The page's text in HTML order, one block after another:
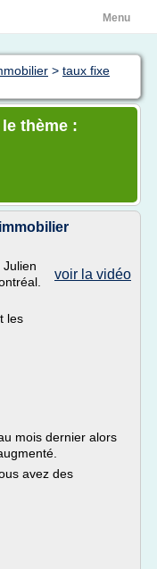
Menu
> taux fixe
thème :
voir la vidéo
les
mois dernier alors
avez des